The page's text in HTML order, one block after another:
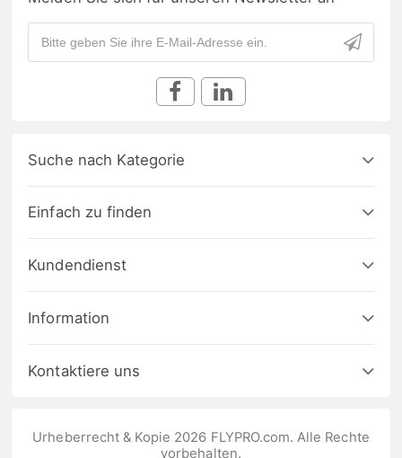
Suche nach Kategorie
Einfach zu finden
Kundendienst
Information
Kontaktiere uns
Urheberrecht & Kopie 2026 FLYPRO.com. Alle Rechte
vorbehalten.